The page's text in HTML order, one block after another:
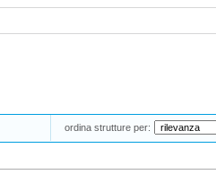
ordina strutture per: